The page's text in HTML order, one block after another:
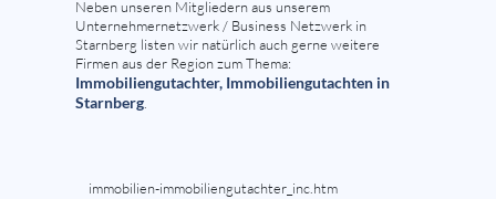
Neben unseren Mitgliedern aus unserem
Unternehmernetzwerk / Business Netzwerk in
Starnberg listen wir natürlich auch gerne weitere
Firmen aus der Region zum Thema:
Immobiliengutachter, Immobiliengutachten in
Starnberg
immobilien-immobiliengutachter_inc.htm